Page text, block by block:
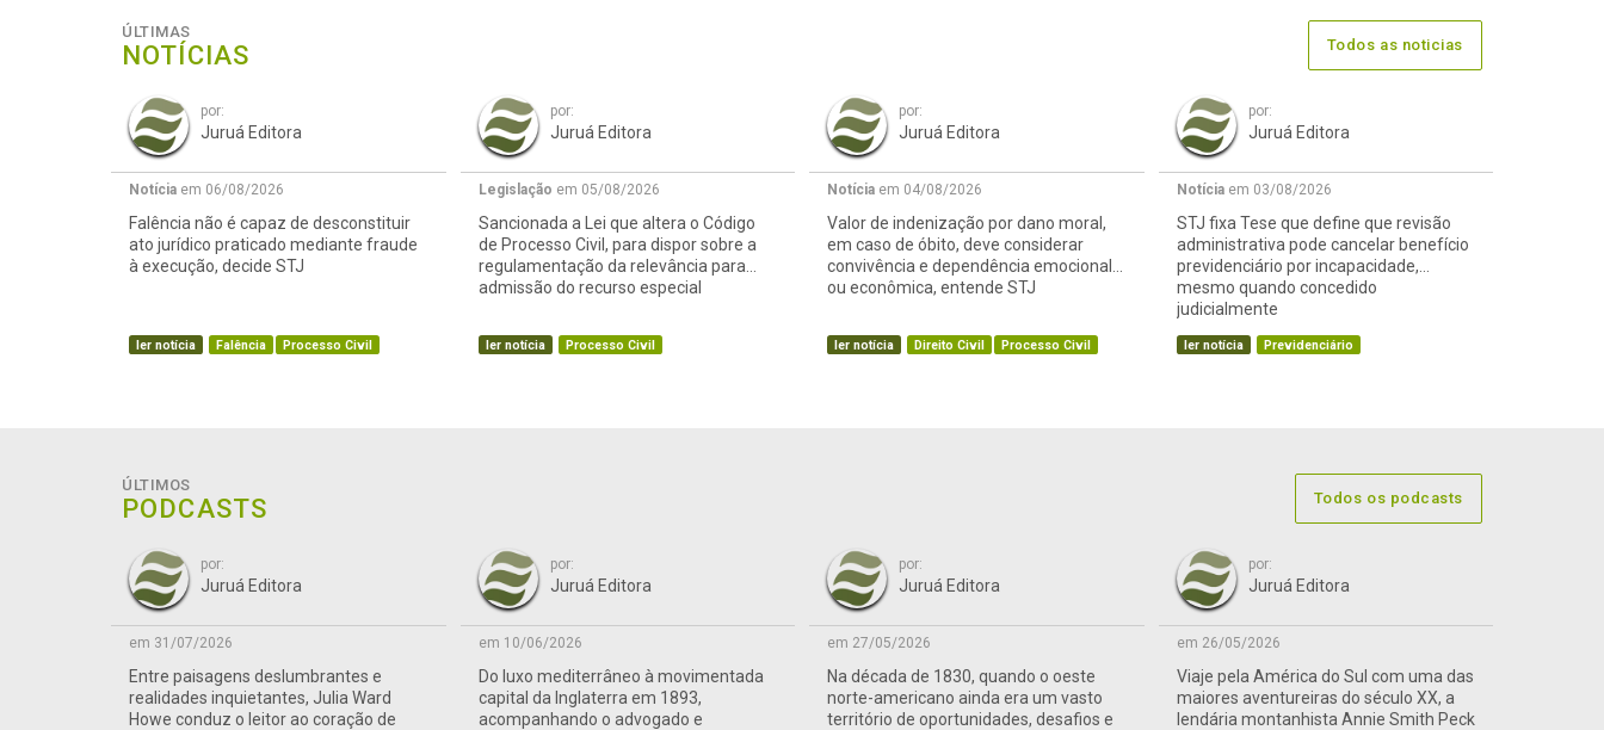
ÚLTIMAS
NOTÍCIAS Todos as noticias
por:
Juruá Editora
Notícia em 06/08/2026
Falência não é capaz de desconstituir
ato jurídico praticado mediante fraude
à execução, decide STJ
ler notícia Falência Processo Civil
por:
Juruá Editora
Legislação em 05/08/2026
Sancionada a Lei que altera o Código
de Processo Civil, para dispor sobre a
regulamentação da relevância para
admissão do recurso especial
ler notícia Processo Civil
por:
Juruá Editora
Notícia em 04/08/2026
Valor de indenização por dano moral,
em caso de óbito, deve considerar
convivência e dependência emocional
ou econômica, entende STJ
ler notícia Direito Civil Processo Civil
por:
Juruá Editora
Notíciaem 03/08/2026
STJ fixa Tese que define que revisão
administrativa pode cancelar benefício
previdenciário por incapacidade,
mesmo quando concedido
judicialmente
ler notícia Previdenciário
ÚLTIMOS
PODCASTS Todos os podcasts
por:
Juruá Editora
em 31/07/2026
Entre paisagens deslumbrantes e
realidades inquietantes, Julia Ward
Howe conduz o leitor ao coração de
por:
Juruá Editora
em 10/06/2026
Do luxo mediterrâneo à movimentada
capital da Inglaterra em 1893,
acompanhando o advogado e
por:
Juruá Editora
em 27/05/2026
Na década de 1830, quando o oeste
norte-americano ainda era um vasto
território de oportunidades, desafios e
por:
Juruá Editora
em 26/05/2026
Viaje pela América do Sul com uma das
maiores aventureiras do século XX, a
lendária montanhista Annie Smith Peck